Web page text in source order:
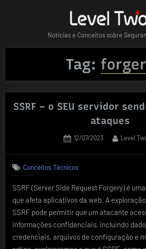
Notícias e Conceitos sobre
Tag:
SSRF – o SEU servidor
ataques
Posted
12/07/2023 By
Level
Conceitos Técnicos
SSRF (Server Side Request Forgery) é
que afeta aplicativos da web. A
SSRF pode permitir que um atacante
informações confidenciais, incluindo
credenciais, arquivos de configuração e